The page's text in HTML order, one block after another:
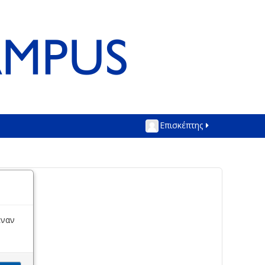
Επισκέπτης